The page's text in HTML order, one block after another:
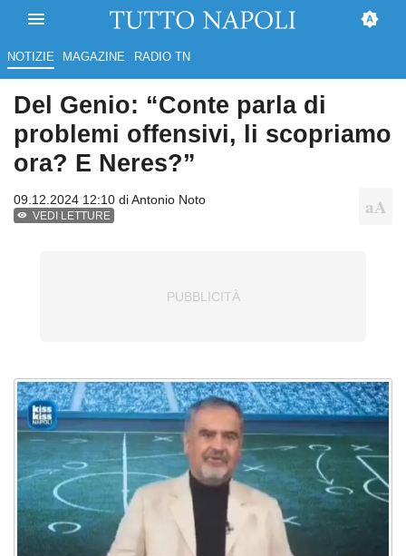
NOTIZIE MAGAZINE RADIO TN
Del Genio: “Conte parla di
problemi offensivi, li scopriamo
ora? E Neres?”
09.12.2024 12:10 diAntonio Noto
VEDI LETTURE